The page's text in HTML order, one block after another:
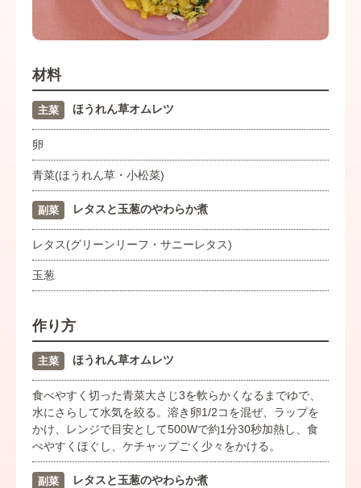
材料
主菜 ほうれん草オムレツ
卵
青菜(ほうれん草・小松菜)
副菜 レタスと玉葱のやわらか煮
レタス(グリーンリーフ・サニーレタス)
玉葱
作り方
主菜 ほうれん草オムレツ
食べやすく切った青菜大さじ3を軟らかくなるまでゆで、
水にさらして水気を絞る。溶き卵1/2コを混ぜ、ラップを
かけ、レンジで目安として500Wで約1分30秒加熱し、食
べやすくほぐし、ケチャップごく少々をかける。
副菜 レタスと玉葱のやわらか煮